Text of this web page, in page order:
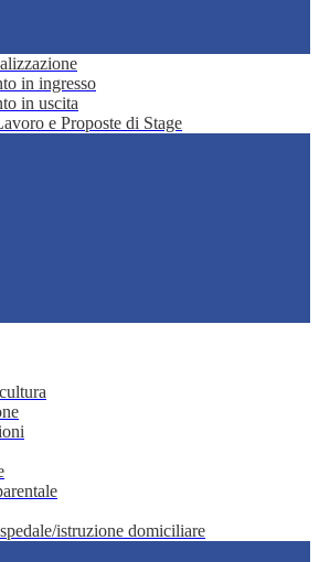
in ingresso
in uscita
e Proposte di Stage
istruzione domiciliare